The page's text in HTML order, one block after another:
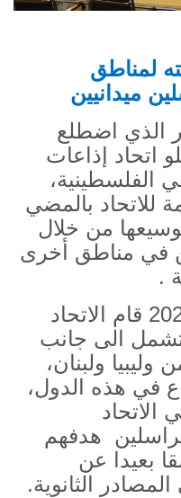
لمناطق
ميدانيين
الذي اضطلع
اتحاد إذاعات
الفلسطينية،
للاتحاد بالمضي
من خلال
في مناطق أخرى
.
ومع مطلع شهر أبريل 2026 قام الاتحاد
الى جانب
ولبنان،
في هذه الدول،
الاتحاد
هدفهم
بعيدا عن
الثانوية.